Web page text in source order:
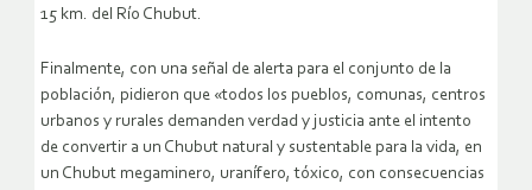
15 km. del Río Chubut.
Finalmente, con una señal de alerta para el conjunto de la
población, pidieron que «todos los pueblos, comunas, centros
urbanos y rurales demanden verdad y justicia ante el intento
de convertir a un Chubut natural y sustentable para la vida, en
un Chubut megaminero, uranífero, tóxico, con consecuencias